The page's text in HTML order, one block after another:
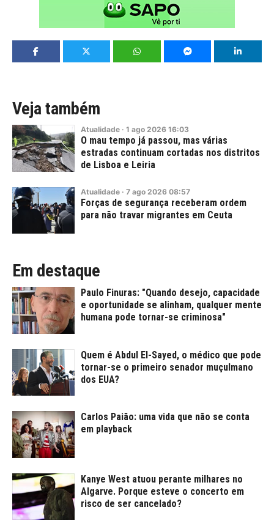
Veja também
Atualidade · 1 ago 2026 16:03
O mau tempo já passou, mas várias
estradas continuam cortadas nos distritos
de Lisboa e Leiria
Atualidade · 7 ago 2026 08:57
Forças de segurança receberam ordem
para não travar migrantes em Ceuta
Em destaque
Paulo Finuras: "Quando desejo, capacidade
e oportunidade se alinham, qualquer mente
humana pode tornar-se criminosa"
Quem é Abdul El-Sayed, o médico que pode
tornar-se o primeiro senador muçulmano
dos EUA?
Carlos Paião: uma vida que não se conta
em playback
Kanye West atuou perante milhares no
Algarve. Porque esteve o concerto em
risco de ser cancelado?